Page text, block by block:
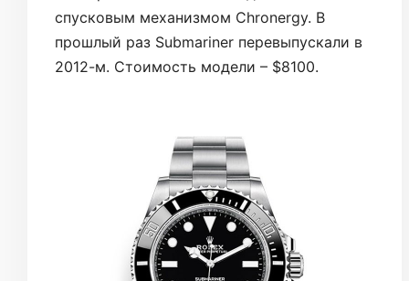
спусковым механизмом Chronergy. В
прошлый раз Submariner перевыпускали в
2012-м. Стоимость модели – $8100.